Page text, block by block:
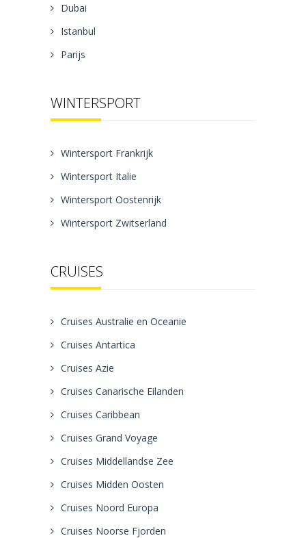
Dubai
Istanbul
Parijs
WINTERSPORT
Wintersport Frankrijk
Wintersport Italie
Wintersport Oostenrijk
Wintersport Zwitserland
CRUISES
Cruises Australie en Oceanie
Cruises Antartica
Cruises Azie
Cruises Canarische Eilanden
Cruises Caribbean
Cruises Grand Voyage
Cruises Middellandse Zee
Cruises Midden Oosten
Cruises Noord Europa
Cruises Noorse Fjorden